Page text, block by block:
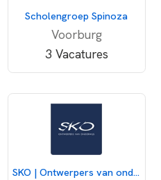
Scholengroep Spinoza
Voorburg
3 Vacatures
SKO | Ontwerpers van onderwijs